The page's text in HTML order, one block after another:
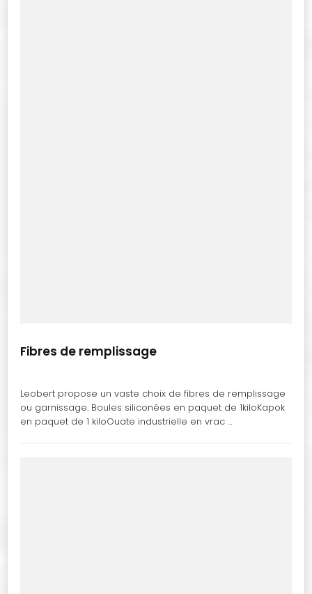
Fibres de remplissage
Leobert propose un vaste choix de fibres de remplissage
ou garnissage. Boules siliconées en paquet de 1kiloKapok
en paquet de 1 kiloOuate industrielle en vrac …